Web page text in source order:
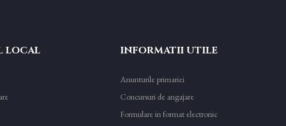
LOCAL INFORMATII UTILE
Anunturile primariei
Concursuri de angajare
Formulare in format electronic